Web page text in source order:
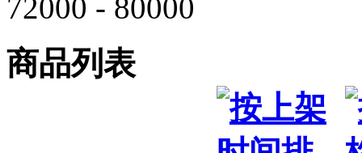
72000 - 80000
商品列表